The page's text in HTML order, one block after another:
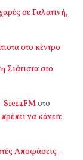
σε Γαλατινή,
στο κέντρο
Σιάτιστα στο
SieraFMστο
να κάνετε
Αποφάσεις -